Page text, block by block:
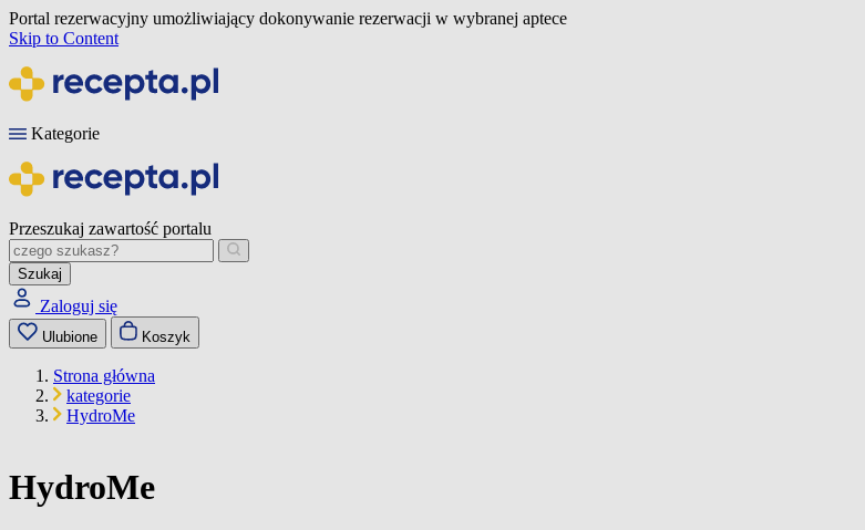
Portal rezerwacyjny umożliwiający dokonywanie rezerwacji w wybranej aptece
Skip to Content
Kategorie
Przeszukaj zawartość portalu
Szukaj
Zaloguj się
Ulubione Koszyk
Strona główna
kategorie
HydroMe
HydroMe